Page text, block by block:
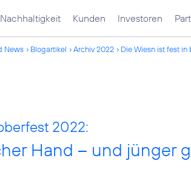
Nachhaltigkeit Kunden Investoren
News Blogartikel Archiv 2022 Die Wiesn ist fest
2022:
Hand – und jünger